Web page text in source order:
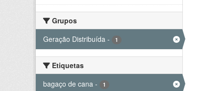
Grupos
Geração Distribuída - 1
Etiquetas
bagaço de cana - 1